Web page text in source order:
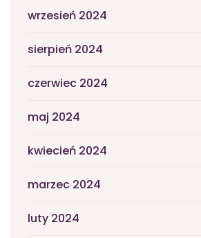
wrzesień 2024
sierpień 2024
czerwiec 2024
maj 2024
kwiecień 2024
marzec 2024
luty 2024